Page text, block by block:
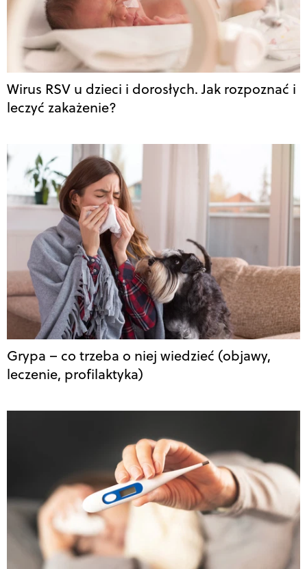
Wirus RSV u dzieci i dorosłych. Jak rozpoznać i
leczyć zakażenie?
Grypa – co trzeba o niej wiedzieć (objawy,
leczenie, profilaktyka)